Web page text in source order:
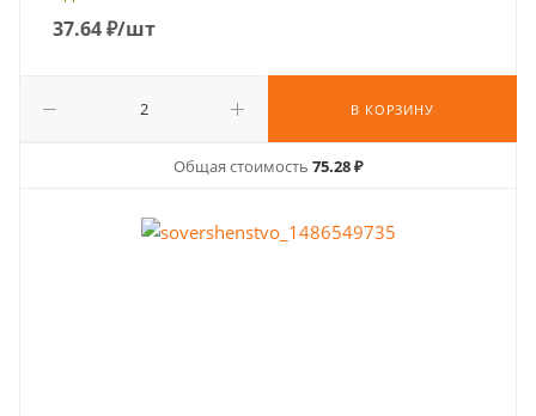
37.64₽/шт
В КОРЗИНУ
Общая стоимость 75.28 ₽